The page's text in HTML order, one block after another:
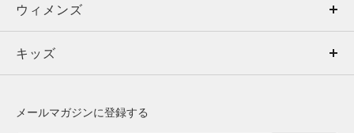
ウィメンズ
キッズ
トップス
ボトムス
ウィメンズ
トップス
キッズ
メールマガジンに登録する